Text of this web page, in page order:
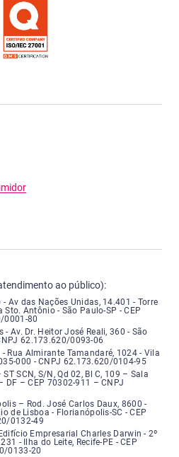
ao público):
Avenida das Nações Unidas,
Av das Nações Unidas, 14.401 - Torre
Antônio - São Paulo-SP - CEP
0001-80
Avenida Doutor Heitor José
Av. Dr. Heitor José Reali, 360 - São
62.173.620/0093-06
Rua Almirante Tamandaré,
Rua Almirante Tamandaré, 1024 - Vila
000 - CNPJ 62.173.620/0104-95
Setor Comercial Norte, sem
SCN, S/N, Qd 02, Bl C, 109 – Sala
DF – CEP 70302-911 – CNPJ
Endereço: Rodovia José Carlos, número
– Rod. José Carlos Daux, 8600 -
de Lisboa - Florianópolis-SC - CEP
0132-49
Edifício Empresarial Charles Darwin,
Empresarial Charles Darwin - 2º
- Ilha do Leite, Recife-PE - CEP
0133-20